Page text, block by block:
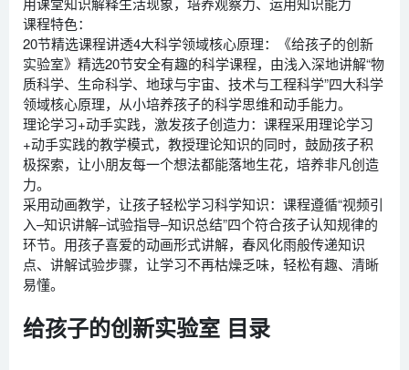
课程特色：
20节精选课程讲透4大科学领域核心原理：《给孩子的创新
实验室》精选20节安全有趣的科学课程，由浅入深地讲解“物
质科学、生命科学、地球与宇宙、技术与工程科学”四大科学
领域核心原理，从小培养孩子的科学思维和动手能力。
理论学习+动手实践，激发孩子创造力：课程采用理论学习
+动手实践的教学模式，教授理论知识的同时，鼓励孩子积
极探索，让小朋友每一个想法都能落地生花，培养非凡创造
力。
采用动画教学，让孩子轻松学习科学知识：课程遵循“视频引
入–知识讲解–试验指导–知识总结”四个符合孩子认知规律的
环节。用孩子喜爱的动画形式讲解，春风化雨般传递知识
点、讲解试验步骤，让学习不再枯燥乏味，轻松有趣、清晰
易懂。
给孩子的创新实验室 目录